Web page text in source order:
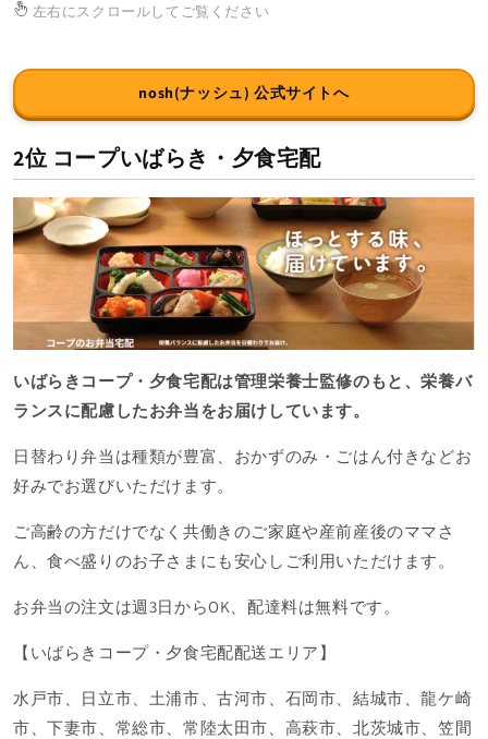
左右にスクロールしてご覧ください
nosh(ナッシュ) 公式サイトへ
2位 コープいばらき・夕食宅配
いばらきコープ・夕食宅配は管理栄養士監修のもと、栄養バ
ランスに配慮したお弁当をお届けしています。
日替わり弁当は種類が豊富、おかずのみ・ごはん付きなどお
好みでお選びいただけます。
ご高齢の方だけでなく共働きのご家庭や産前産後のママさ
ん、食べ盛りのお子さまにも安心しご利用いただけます。
お弁当の注文は週3日からOK、配達料は無料です。
【いばらきコープ・夕食宅配配送エリア】
水戸市、日立市、土浦市、古河市、石岡市、結城市、龍ケ崎
市、下妻市、常総市、常陸太田市、高萩市、北茨城市、笠間